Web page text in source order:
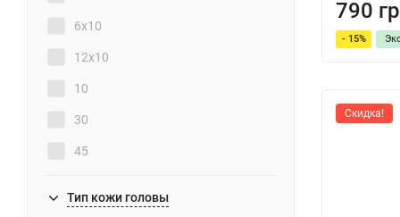
6x10
12x10
10
30
45
Тип кожи головы
790
- 15%
Скидка!